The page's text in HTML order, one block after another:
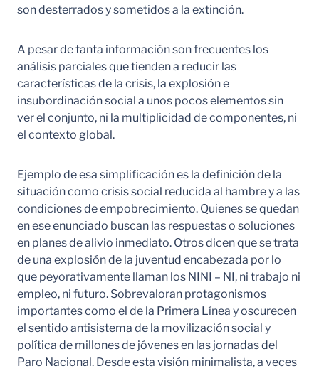
son desterrados y sometidos a la extinción.
A pesar de tanta información son frecuentes los
análisis parciales que tienden a reducir las
características de la crisis, la explosión e
insubordinación social a unos pocos elementos sin
ver el conjunto, ni la multiplicidad de componentes, ni
el contexto global.
Ejemplo de esa simplificación es la definición de la
situación como crisis social reducida al hambre y a las
condiciones de empobrecimiento. Quienes se quedan
en ese enunciado buscan las respuestas o soluciones
en planes de alivio inmediato. Otros dicen que se trata
de una explosión de la juventud encabezada por lo
que peyorativamente llaman los NINI – NI, ni trabajo ni
empleo, ni futuro. Sobrevaloran protagonismos
importantes como el de la Primera Línea y oscurecen
el sentido antisistema de la movilización social y
política de millones de jóvenes en las jornadas del
Paro Nacional. Desde esta visión minimalista, a veces